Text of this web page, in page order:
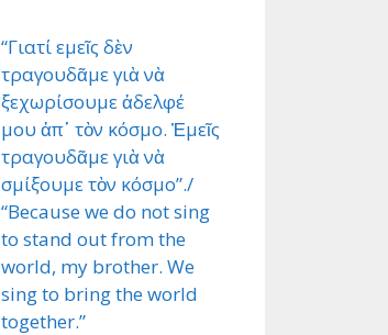
“Γιατί εμεῖς δὲν
τραγουδᾶμε γιὰ νὰ
ξεχωρίσουμε ἀδελφέ
μου ἀπ᾿ τὸν κόσμο. Ἐμεῖς
τραγουδᾶμε γιὰ νὰ
σμίξουμε τὸν κόσμο”./
“Because we do not sing
to stand out from the
world, my brother. We
sing to bring the world
together.”